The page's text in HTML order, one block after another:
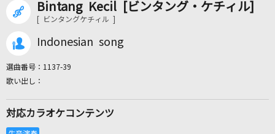
カラオケ検索
カラオケ店舗検索
Bintang Kecil [ビンタング・ケチィル]
[ ビンタングケチィル ]
Indonesian song
選曲番号： 1137-39
対応カラオケコンテンツ